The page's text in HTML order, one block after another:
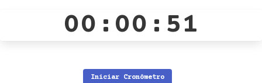
00:00:51
Iniciar Cronômetro